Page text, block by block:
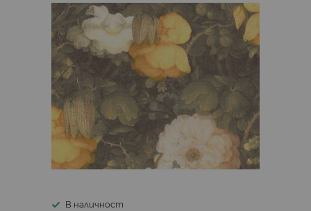
Daydreamers Designer Colours Dolce Vita
Drawn into Nature Dream Catcher
Dream flowery Eleganza Elements 2
Elite Of Shades Elle Decoration 4 Elysium
Enriquezland Аlessandro Еnriquez Emporium
Escambray Essential Famous Garden
Fashion For Walls 5
В наличност